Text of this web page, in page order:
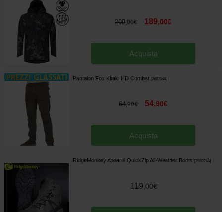
209,00€ 189,00€
Acquista
Pantalon Fox Khaki HD Combat 268794A]
64,90€ 54,90€
Acquista
RidgeMonkey Apearel QuickZip All-Weather Boots 268822A]
119 00€